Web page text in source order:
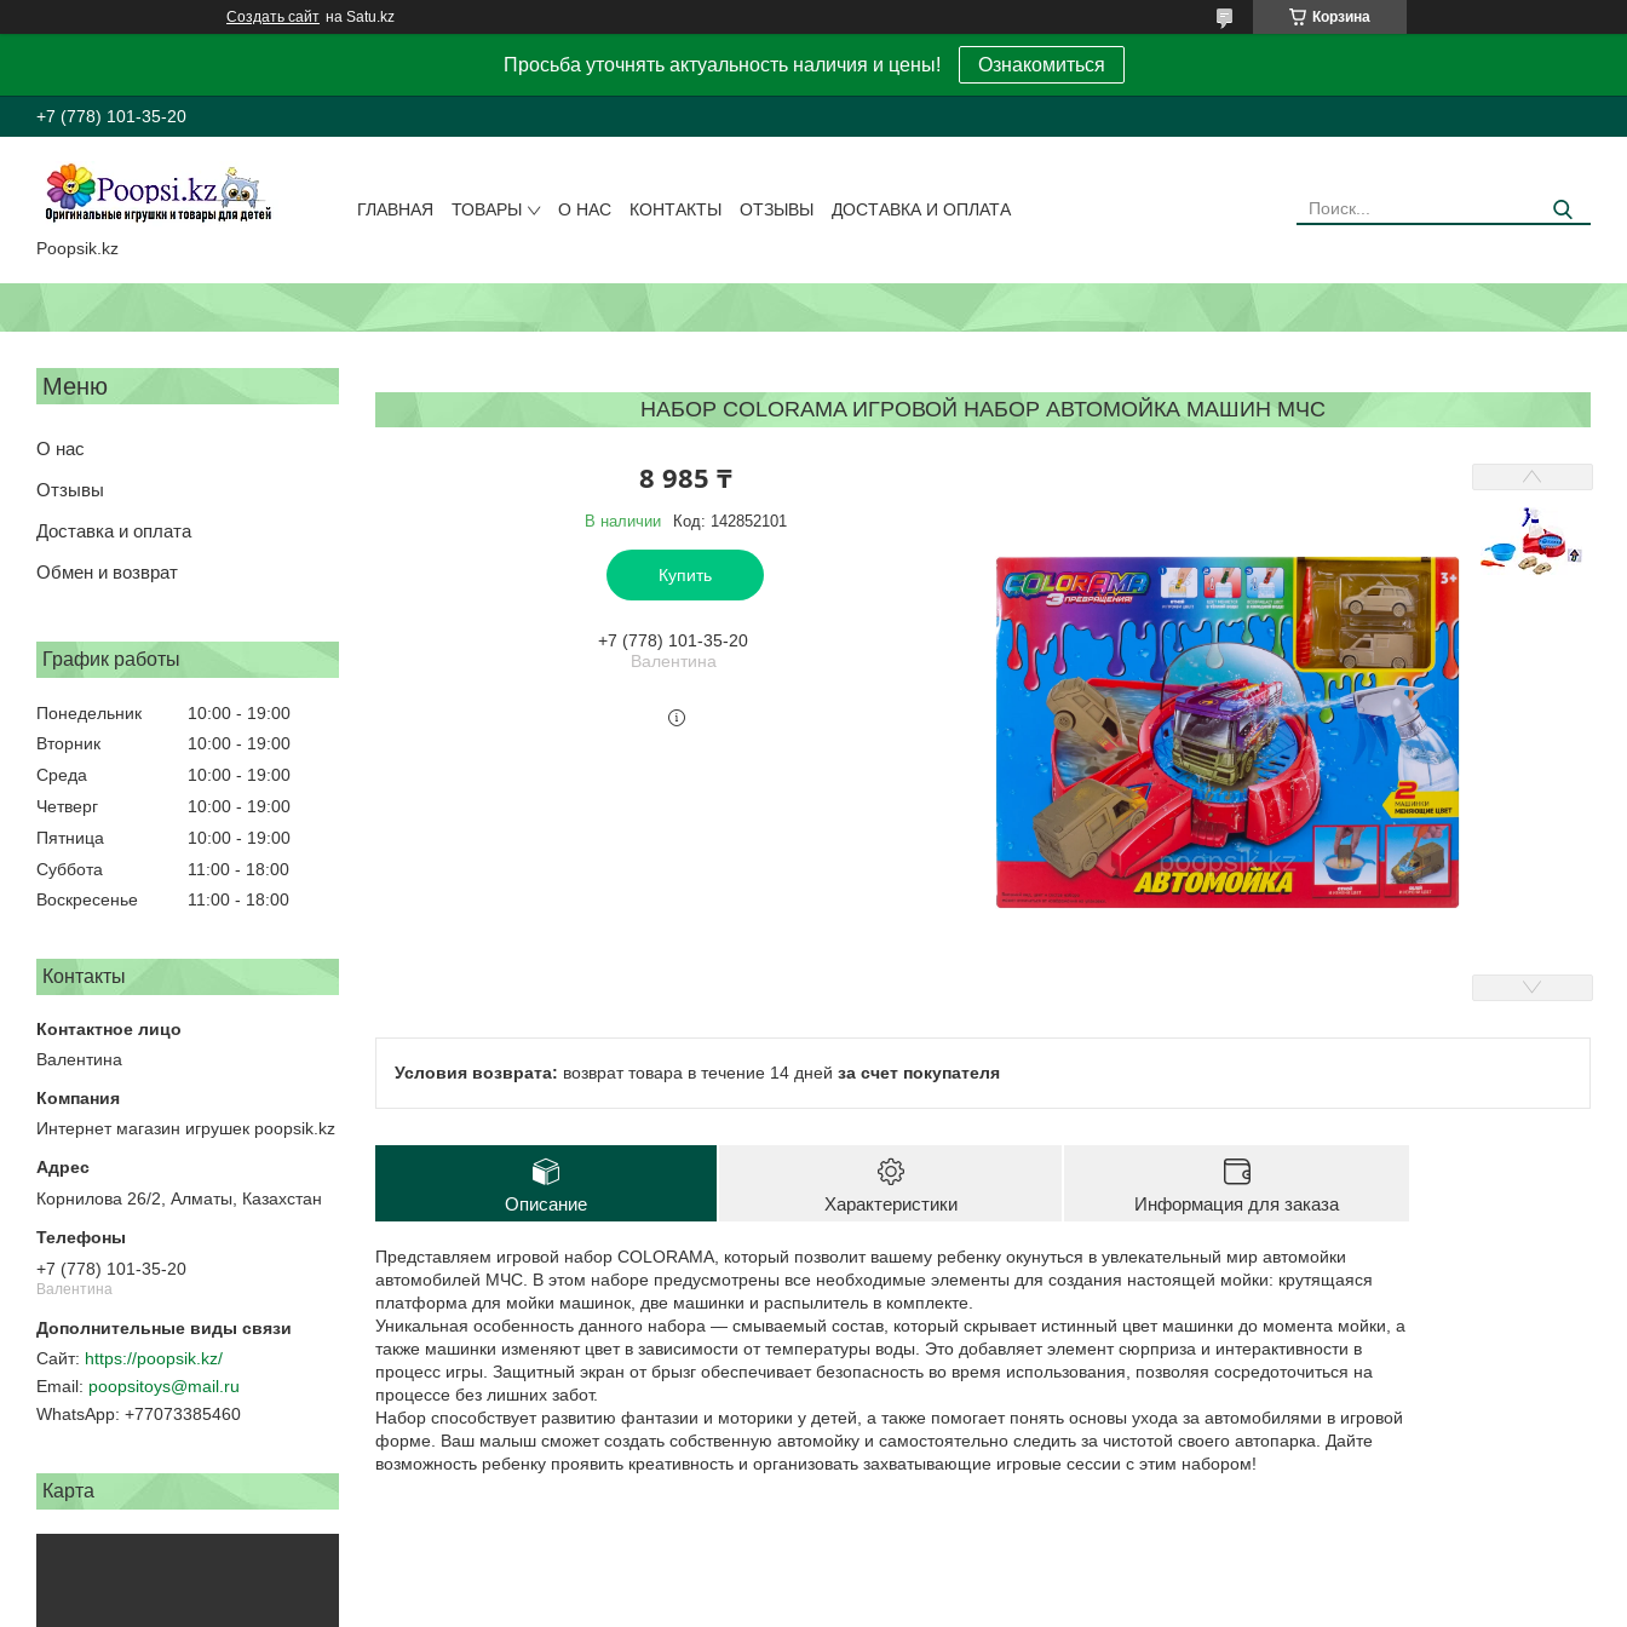
Создать сайт на Satu.kz Корзина
Просьба уточнять актуальность наличия и цены! Ознакомиться
+7 (778) 101-35-20
Poopsik.kz
ГЛАВНАЯ ТОВАРЫ О НАС КОНТАКТЫ ОТЗЫВЫ ДОСТАВКА И ОПЛАТА
О нас
Отзывы
Доставка и оплата
Обмен и возврат
График работы
Понедельник 10:00
19:00
Вторник
10:00
19:00
Среда
10:00
19:00
Четверг
10:00
19:00
Пятница
10:00
19:00
Суббота
11:00
18:00
Воскресенье
11:00 18:00
Контакты
Валентина
Интернет магазин игрушек poopsik.kz
Корнилова 26/2, Алматы, Казахстан
+7 (778) 101-35-20
Валентина
https://poopsik.kz/
poopsitoys@mail.ru
+77073385460
Карта
НАБОР COLORAMA ИГРОВОЙ НАБОР АВТОМОЙКА МАШИН МЧС
8 985 ₸
В наличии Код: 142852101
Купить
+7 (778) 101-35-20
Валентина
возврат товара в течение 14 дней за счет покупателя
Описание Характеристики Информация для заказа
Представляем игровой набор COLORAMA, который позволит вашему ребенку окунуться в увлекательный мир автомойки
автомобилей МЧС. В этом наборе предусмотрены все необходимые элементы для создания настоящей мойки: крутящаяся
платформа для мойки машинок, две машинки и распылитель в комплекте.
Уникальная особенность данного набора — смываемый состав, который скрывает истинный цвет машинки до момента мойки, а
также машинки изменяют цвет в зависимости от температуры воды. Это добавляет элемент сюрприза и интерактивности в
процесс игры. Защитный экран от брызг обеспечивает безопасность во время использования, позволяя сосредоточиться на
процессе без лишних забот.
Набор способствует развитию фантазии и моторики у детей, а также помогает понять основы ухода за автомобилями в игровой
форме. Ваш малыш сможет создать собственную автомойку и самостоятельно следить за чистотой своего автопарка. Дайте
возможность ребенку проявить креативность и организовать захватывающие игровые сессии с этим набором!